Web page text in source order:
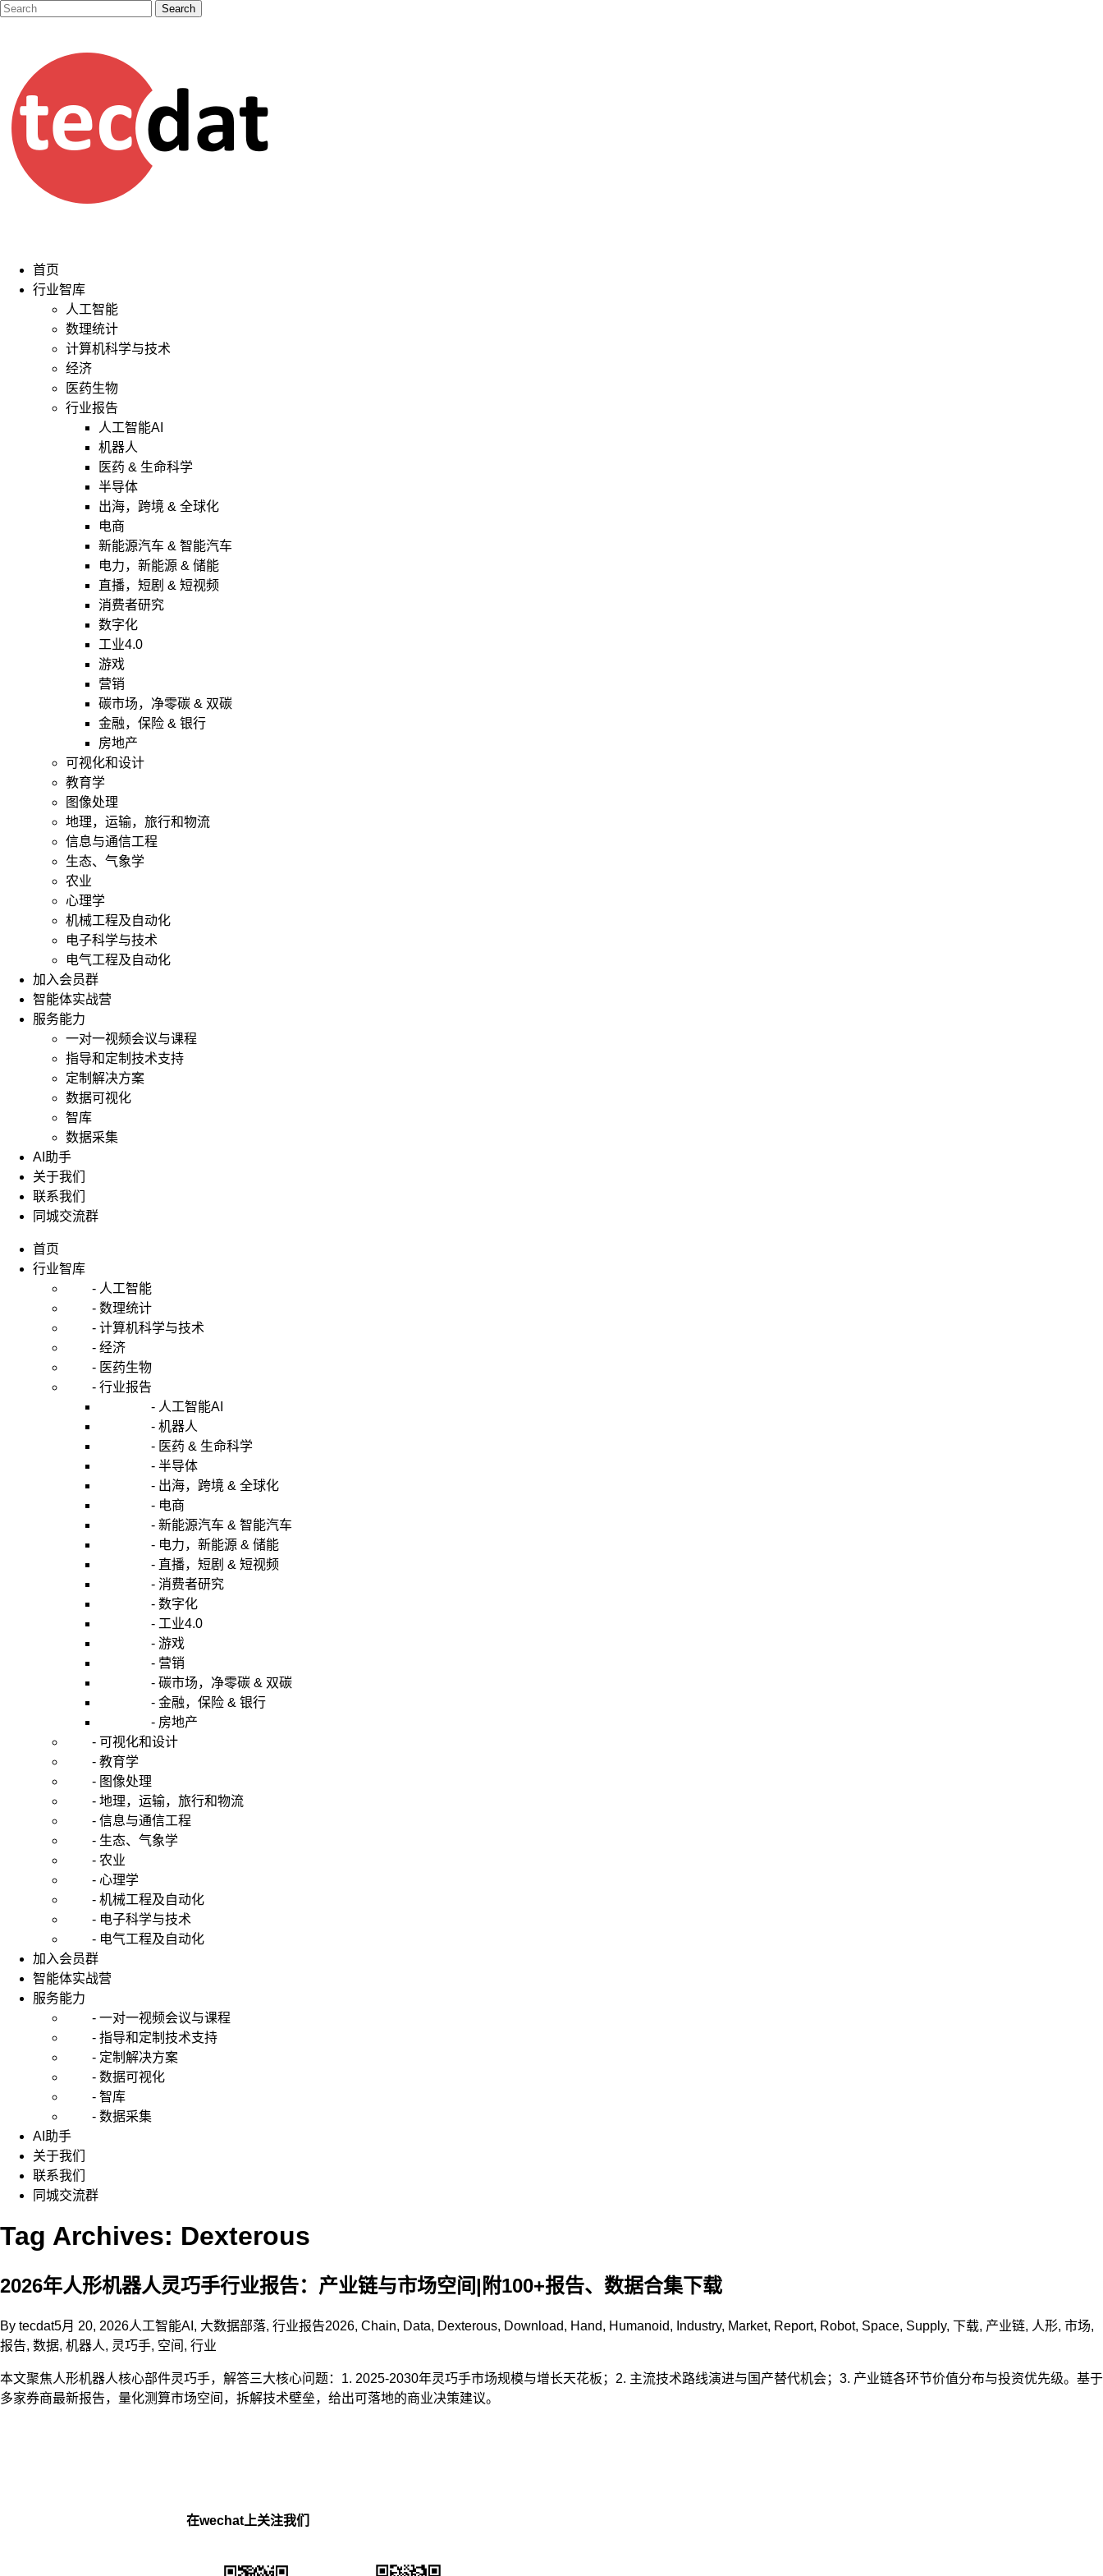
首页
行业智库
人工智能
数理统计
计算机科学与技术
经济
医药生物
行业报告
人工智能AI
机器人
医药 & 生命科学
半导体
出海，跨境 & 全球化
电商
新能源汽车 & 智能汽车
电力，新能源 & 储能
直播，短剧 & 短视频
消费者研究
数字化
工业4.0
游戏
营销
碳市场，净零碳 & 双碳
金融，保险 & 银行
房地产
可视化和设计
教育学
图像处理
地理，运输，旅行和物流
信息与通信工程
生态、气象学
农业
心理学
机械工程及自动化
电子科学与技术
电气工程及自动化
加入会员群
智能体实战营
服务能力
一对一视频会议与课程
指导和定制技术支持
定制解决方案
数据可视化
智库
数据采集
AI助手
关于我们
联系我们
同城交流群
首页
行业智库
- 人工智能
- 数理统计
- 计算机科学与技术
- 经济
- 医药生物
- 行业报告
- 人工智能AI
- 机器人
- 医药 & 生命科学
- 半导体
- 出海，跨境 & 全球化
- 电商
- 新能源汽车 & 智能汽车
- 电力，新能源 & 储能
- 直播，短剧 & 短视频
- 消费者研究
- 数字化
- 工业4.0
- 游戏
- 营销
- 碳市场，净零碳 & 双碳
- 金融，保险 & 银行
- 房地产
- 可视化和设计
- 教育学
- 图像处理
- 地理，运输，旅行和物流
- 信息与通信工程
- 生态、气象学
- 农业
- 心理学
- 机械工程及自动化
- 电子科学与技术
- 电气工程及自动化
加入会员群
智能体实战营
服务能力
- 一对一视频会议与课程
- 指导和定制技术支持
- 定制解决方案
- 数据可视化
- 智库
- 数据采集
AI助手
关于我们
联系我们
同城交流群
Tag Archives: Dexterous
2026年人形机器人灵巧手行业报告：产业链与市场空间|附100+报告、数据合集下载
By tecdat5月 20, 2026人工智能AI , 大数据部落, 行业报告2026, Chain, Data, Dexterous, Download, Hand, Humanoid, Industry, Market, Report, Robot, Space, Supply, 下载, 产业链, 人形, 市场,
报告, 数据, 机器人, 灵巧手, 空间 , 行业
本文聚焦人形机器人核心部件灵巧手，解答三大核心问题：1. 2025-2030年灵巧手市场规模与增长天花板；2. 主流技术路线演进与国产替代机会；3. 产业链各环节价值分布与投资优先级。基于
多家券商最新报告，量化测算市场空间，拆解技术壁垒，给出可落地的商业决策建议。
在wechat上关注我们